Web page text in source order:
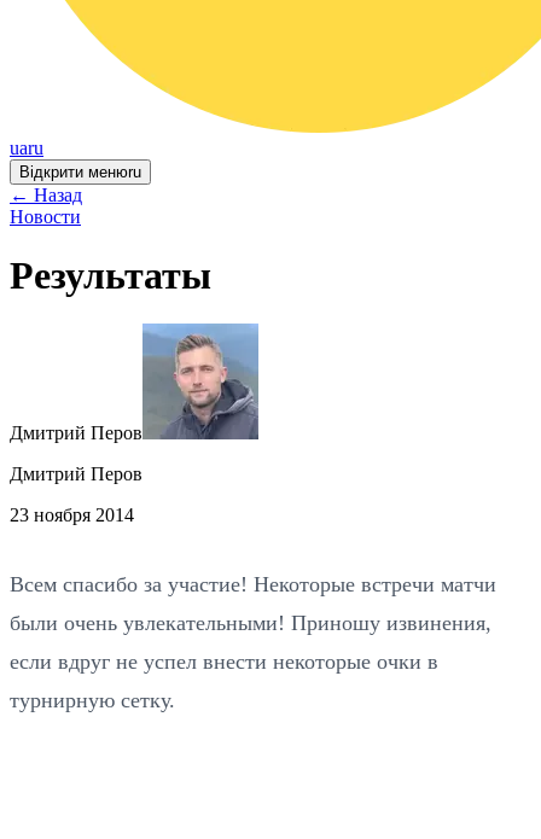
uaru
Відкрити менюru
← Назад
Новости
Результаты
Дмитрий Перов
Дмитрий Перов
23 ноября 2014
Всем спасибо за участие! Некоторые встречи матчи
были очень увлекательными! Приношу извинения,
если вдруг не успел внести некоторые очки в
турнирную сетку.